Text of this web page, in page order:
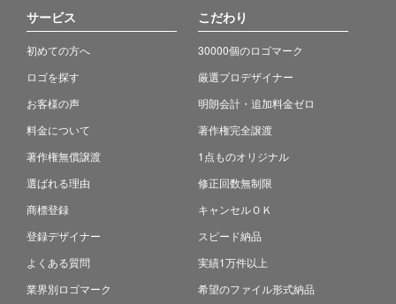
サービス
初めての方へ
ロゴを探す
お客様の声
料金について
著作権無償譲渡
選ばれる理由
商標登録
登録デザイナー
よくある質問
業界別ロゴマーク
こだわり
30000個のロゴマーク
厳選プロデザイナー
明朗会計・追加料金ゼロ
著作権完全譲渡
1点ものオリジナル
修正回数無制限
キャンセルＯＫ
スピード納品
実績1万件以上
希望のファイル形式納品